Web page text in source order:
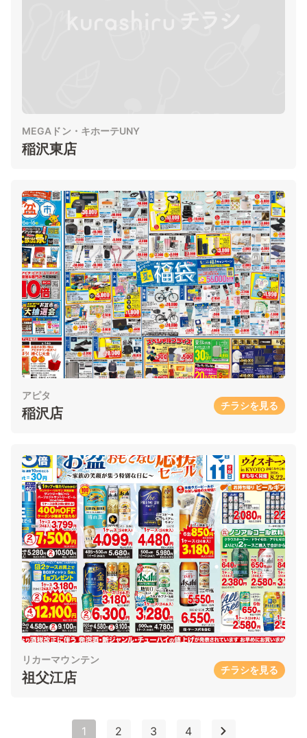
MEGAドン・キホーテUNY
稲沢東店
アピタ
稲沢店 チラシを見る
リカーマウンテン
祖父江店 チラシを見る
1 2 3 4